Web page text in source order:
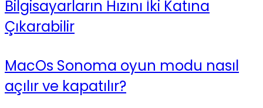
Bilgisayarların Hızını İki Katına
Çıkarabilir
MacOs Sonoma oyun modu nasıl
açılır ve kapatılır?